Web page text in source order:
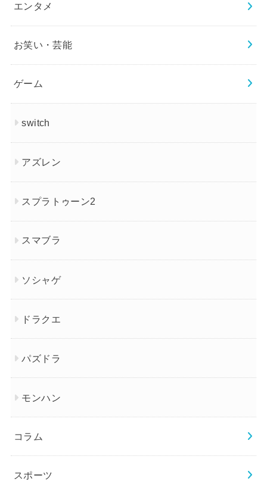
エンタメ
お笑い・芸能
ゲーム
switch
アズレン
スプラトゥーン2
スマブラ
ソシャゲ
ドラクエ
パズドラ
モンハン
コラム
スポーツ